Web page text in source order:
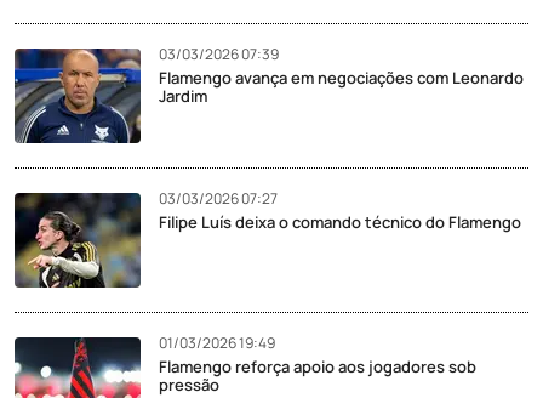
03/03/2026 07:39
Flamengo avança em negociações com Leonardo
Jardim
03/03/2026 07:27
Filipe Luís deixa o comando técnico do Flamengo
01/03/2026 19:49
Flamengo reforça apoio aos jogadores sob
pressão